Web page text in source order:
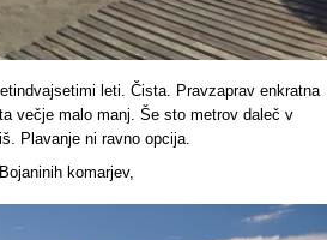
leti. Čista. Pravzaprav enkratna
večje malo manj. Še sto metrov daleč v
Plavanje ni ravno opcija.
komarjev,